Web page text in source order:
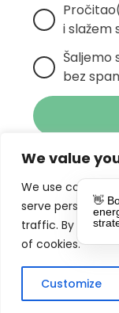
We value
We use cookies
serve
traffic. By
of cookies.
Customize
i slažem
Šaljemo
bez
Klikom na
primanje
slažete s
👋